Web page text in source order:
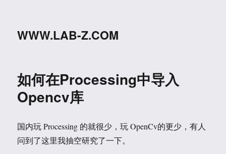
WWW.LAB-Z.COM
如何在Processing中导入
Opencv库
国内玩 Processing 的就很少，玩 OpenCv的更少，有人
问到了这里我抽空研究了一下。